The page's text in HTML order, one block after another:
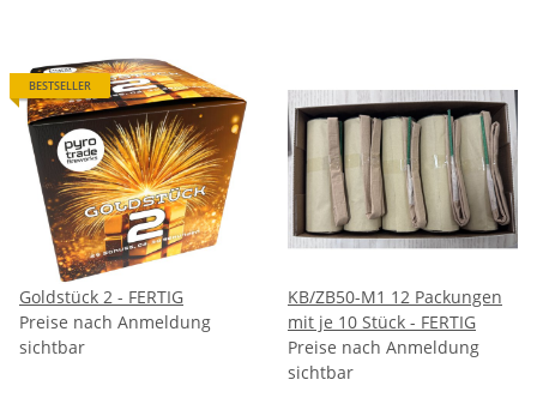
BESTSELLER
Goldstück 2 - FERTIG
Preise nach Anmeldung
sichtbar
KB/ZB50-M1 12 Packungen
mit je 10 Stück - FERTIG
Preise nach Anmeldung
sichtbar